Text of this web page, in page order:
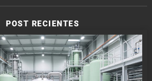
POST RECIENTES